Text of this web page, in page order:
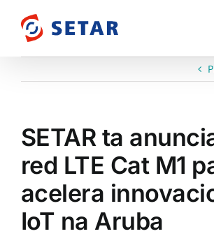
content
SETAR ta
red LTE Cat M1
acelera
IoT na Aruba